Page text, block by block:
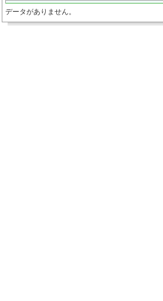
データがありません。